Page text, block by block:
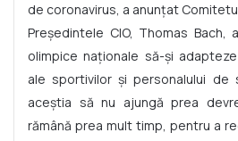
de coronavirus, a anunţat
Preşedintele CIO, Thomas Bach,
olimpice naţionale să-şi
ale sportivilor şi personalului
aceştia să nu ajungă prea
rămână prea mult timp, pentru a